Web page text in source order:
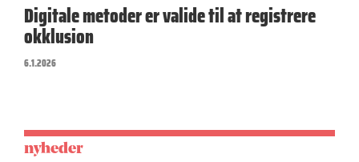
Digitale metoder er valide til at registrere
okklusion
6.1.2026
nyheder